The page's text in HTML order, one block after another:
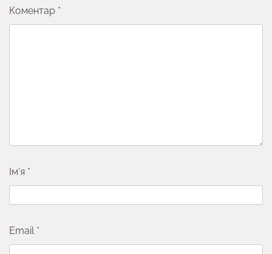
Коментар *
Ім'я *
Email *